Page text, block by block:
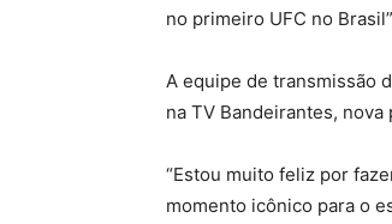
no primeiro UFC no
A equipe de transmissão
na TV Bandeirantes,
“Estou muito feliz por
momento icônico para o